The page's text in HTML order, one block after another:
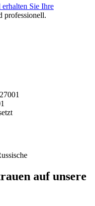
Sie Ihre
professionell.
auf unsere